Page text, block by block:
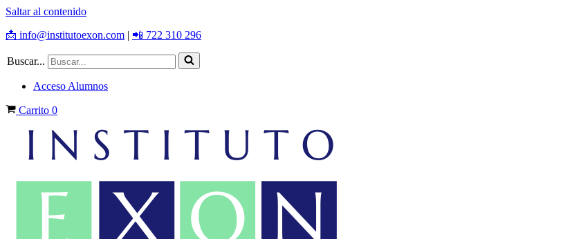
Saltar al contenido
📩 info@institutoexon.com | 📲 722 310 296
Buscar...
Acceso Alumnos
Carrito 0